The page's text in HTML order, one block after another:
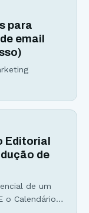
los. Erro
para
email
estratégia
estão as
criar e
Editorial
de
de um
o Calendário